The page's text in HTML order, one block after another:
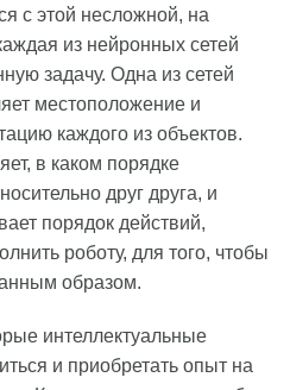
с этой несложной, на
из нейронных сетей
задачу. Одна из сетей
местоположение и
каждого из объектов.
в каком порядке
друг друга, и
порядок действий,
роботу, для того, чтобы
образом.
интеллектуальные
и приобретать опыт на